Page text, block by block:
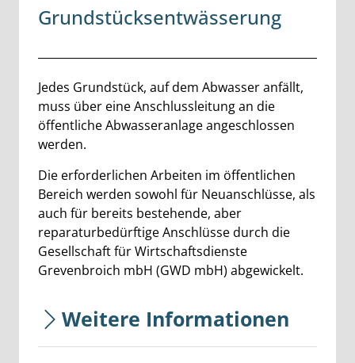
Grundstücksentwässerung
Beschreibung
Jedes Grundstück, auf dem Abwasser anfällt,
muss über eine Anschlussleitung an die
öffentliche Abwasseranlage angeschlossen
werden.
Die erforderlichen Arbeiten im öffentlichen
Bereich werden sowohl für Neuanschlüsse, als
auch für bereits bestehende, aber
reparaturbedürftige Anschlüsse durch die
Gesellschaft für Wirtschaftsdienste
Grevenbroich mbH (GWD mbH) abgewickelt.
Weitere Informationen